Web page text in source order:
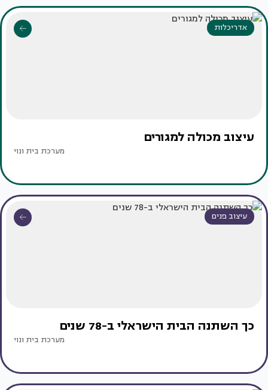
אדריכלות
עיצוב מכולה למגורים
מערכת בית ונוי
עיצוב פנים
כך השתנה הבית הישראלי ב-78 שנים
מערכת בית ונוי